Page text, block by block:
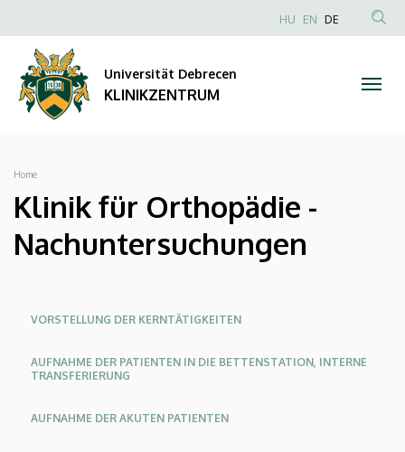
für
Orthopädie
Nachuntersuchungen
KLINIKZENTRUM
zum
Inhalt
Anonim
HU EN DE
Universität Debrecen
KLINIKZENTRUM
Breadcrumb
Home
Klinik für Orthopädie -
Nachuntersuchungen
Oldalmenü
Oldalmenü
Angol
Oldalmenü
Német
VORSTELLUNG DER KERNTÄTIGKEITEN
AUFNAHME DER PATIENTEN IN DIE BETTENSTATION, INTERNE
TRANSFERIERUNG
AUFNAHME DER AKUTEN PATIENTEN